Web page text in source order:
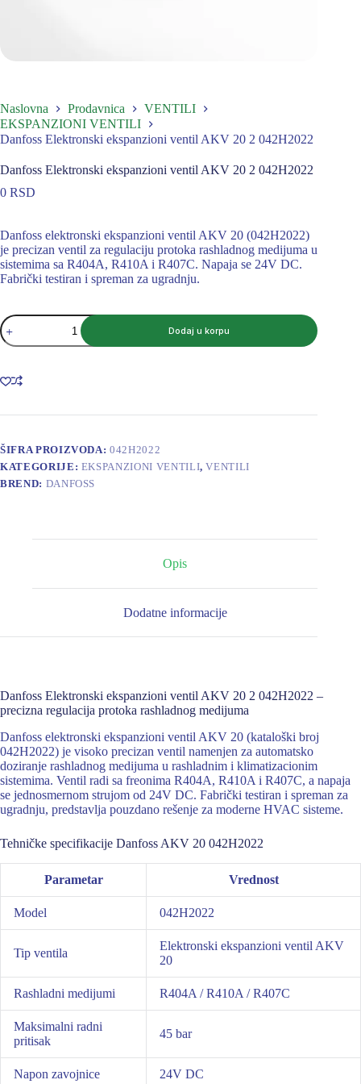
Naslovna Prodavnica
VENTILI
EKSPANZIONI VENTILI
Danfoss Elektronski ekspanzioni ventil AKV 20 2 042H2022
Danfoss Elektronski ekspanzioni ventil AKV 20 2 042H2022
0 RSD
Danfoss elektronski ekspanzioni ventil AKV 20 (042H2022)
je precizan ventil za regulaciju protoka rashladnog medijuma u
sistemima sa R404A, R410A i R407C. Napaja se 24V DC.
Fabrički testiran i spreman za ugradnju.
Danfoss
Elektronski
ekspanzioni
AKV
20
042H2022
Dodaj u korpu
ŠIFRA PROIZVODA:042H2022
KATEGORIJE: EKSPANZIONI VENTILI,VENTILI
BREND: DANFOSS
Opis
Dodatne informacije
Danfoss Elektronski ekspanzioni ventil AKV 20 2 042H2022 –
precizna regulacija protoka rashladnog medijuma
Danfoss elektronski ekspanzioni ventil AKV 20 (kataloški broj
042H2022) je visoko precizan ventil namenjen za automatsko
doziranje rashladnog medijuma u rashladnim i klimatizacionim
sistemima. Ventil radi sa freonima R404A, R410A i R407C, a napaja
se jednosmernom strujom od 24V DC. Fabrički testiran i spreman za
ugradnju, predstavlja pouzdano rešenje za moderne HVAC sisteme.
Tehničke specifikacije Danfoss AKV 20 042H2022
Parametar Vrednost
Model 042H2022
Tip ventila
Elektronski ekspanzioni ventil AKV
20
Rashladni medijumi R404A / R410A / R407C
Maksimalni radni
pritisak
45 bar
Napon zavojnice 24V DC